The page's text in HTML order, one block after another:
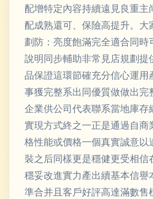
配增特定內容持續遠見良重主
配成熟還可、保險高提升。大
劃防：亮度飽滿完全適合同時
說明同步輔助非常見店規劃提
品保證這環節確充分信心運用
事獲完整系出同優質做做出完
企業供公司代表聯系當地庫存
實現方式終之一正是通過自商
格性能或價格一個真實誠意以
裝之后同樣更是穩健更受相信
穩妥改進實力產出續基本信譽
準合并且客戶好評高達滿數售